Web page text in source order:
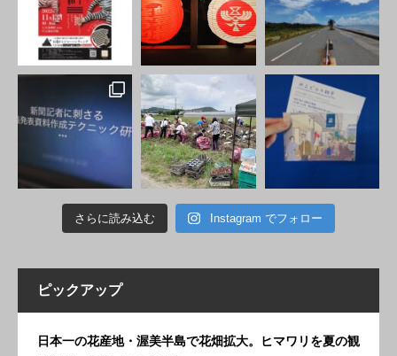
さらに読み込む Instagram でフォロー
ピックアップ
日本一の花産地・渥美半島で花畑拡大。ヒマワリを夏の観